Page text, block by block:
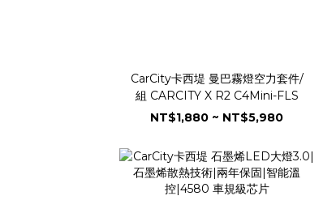
CarCity卡西堤 曼巴霧燈空力套件/
組 CARCITY X R2 C4Mini-FLS
NT$1,880 ~ NT$5,980